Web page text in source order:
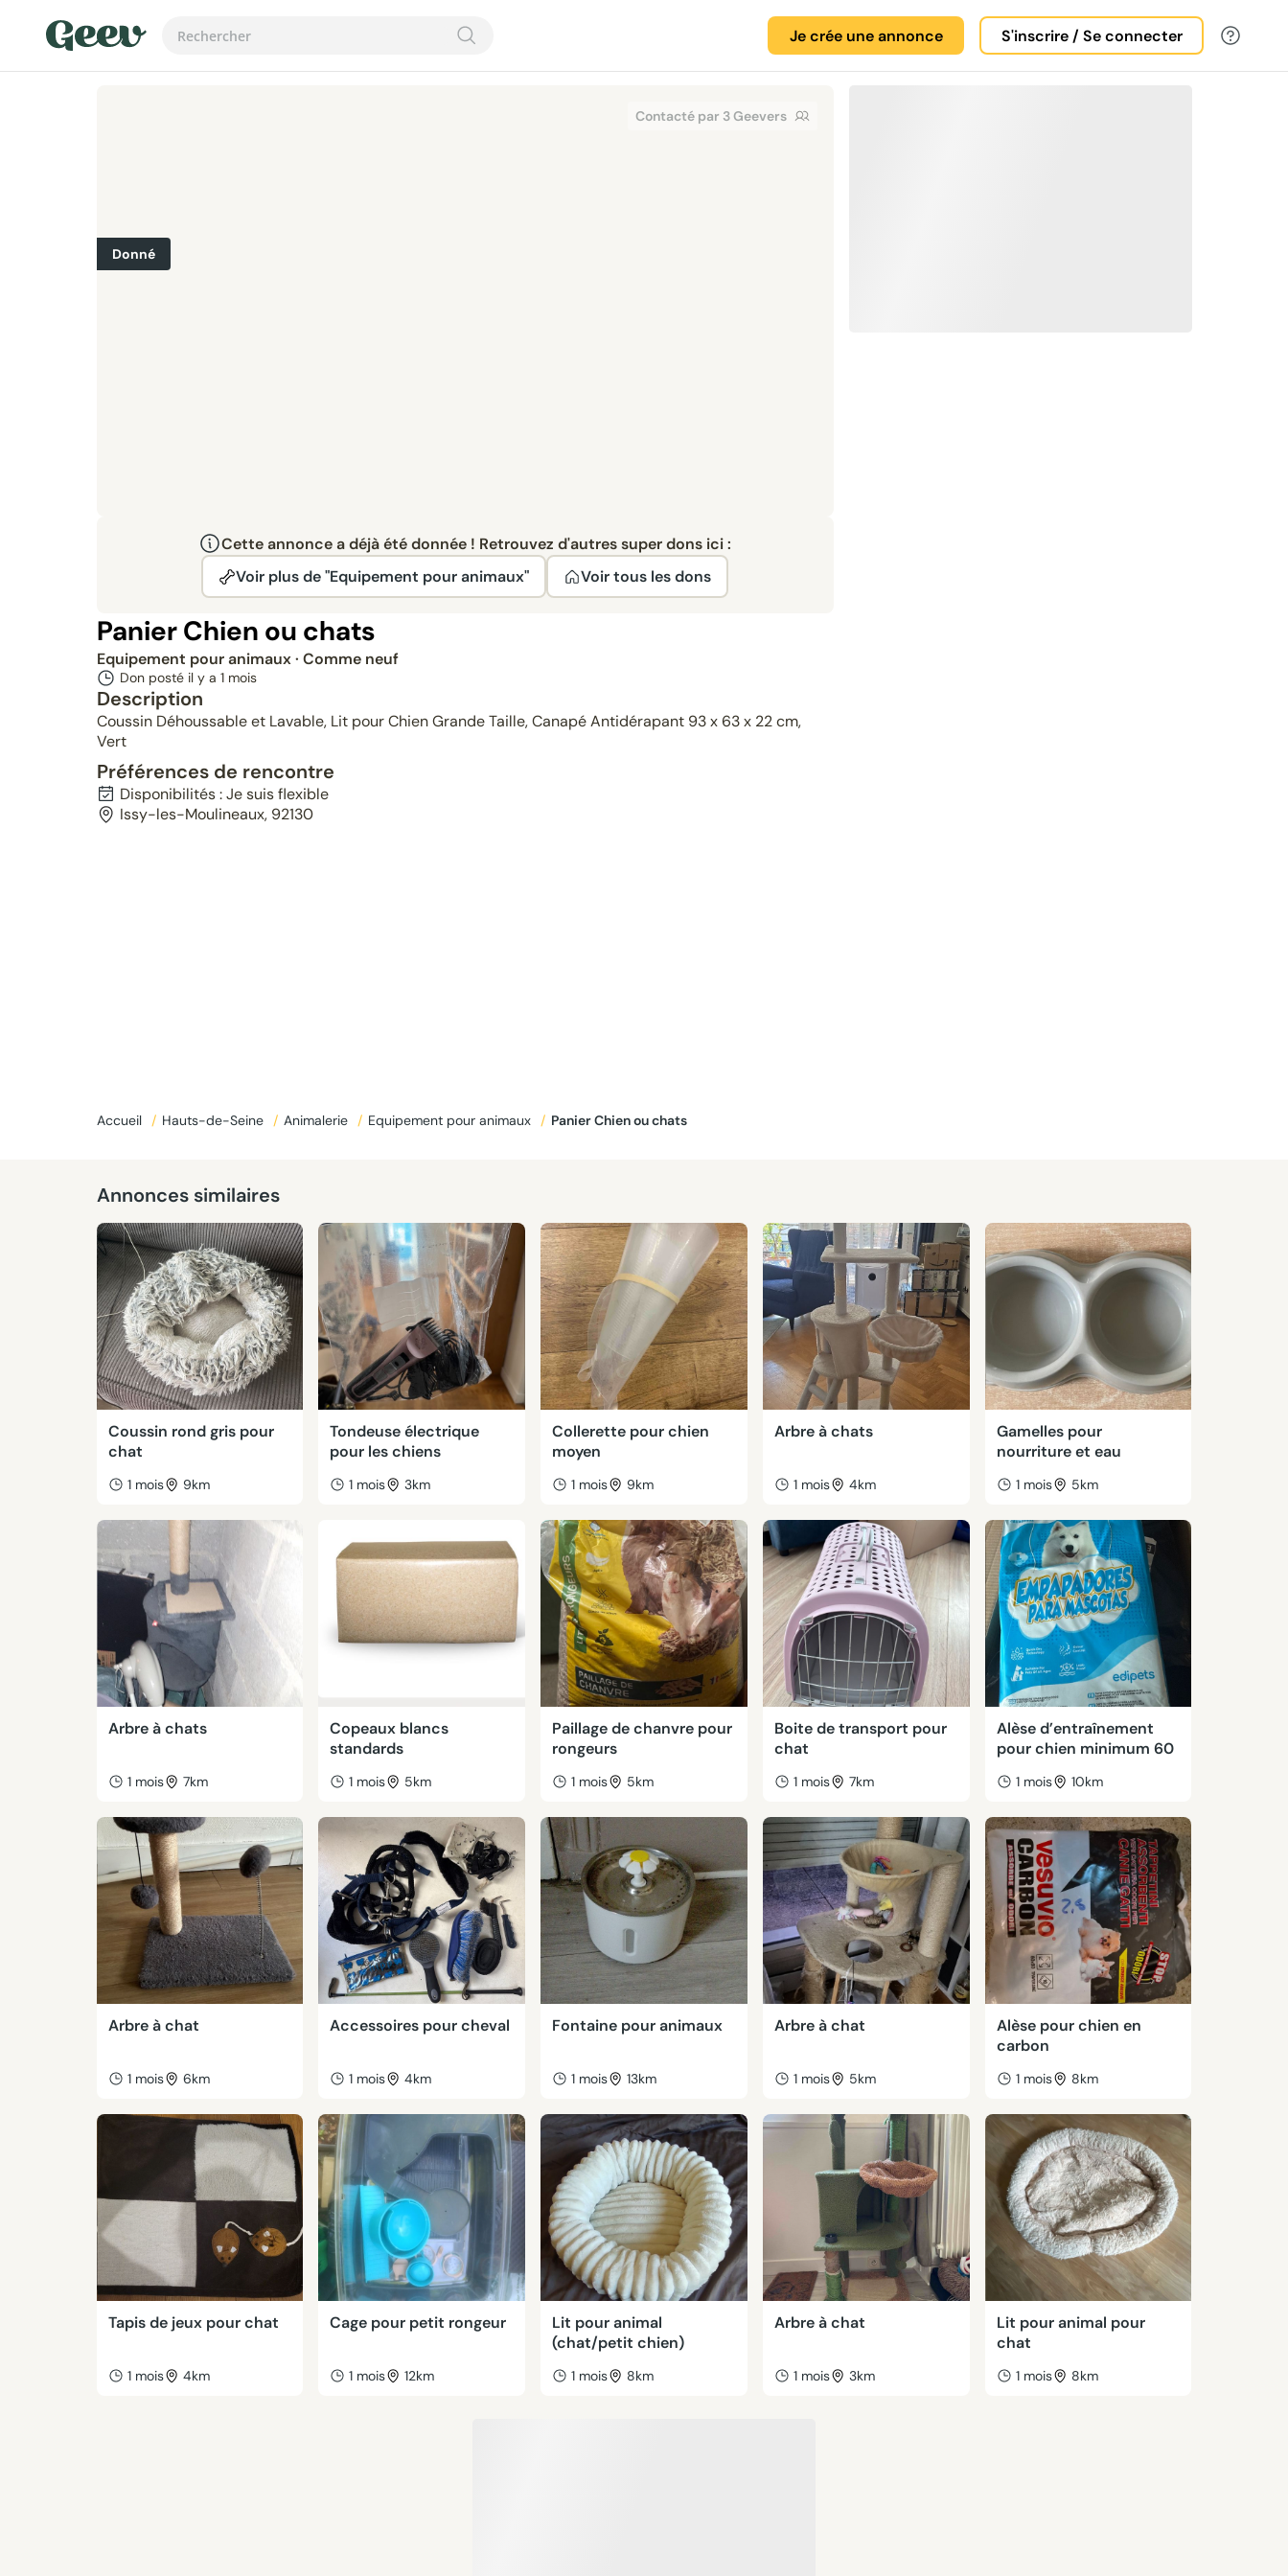
Je crée une annonce S'inscrire / Se connecter
Contacté par 3 Geevers
Donné
Cette annonce a déjà été donnée ! Retrouvez d'autres super dons ici :
Voir plus de "Equipement pour animaux"
Voir tous les dons
Panier Chien ou chats
Equipement pour animaux· Comme neuf
Don posté il y a 1 mois
Description
Coussin Déhoussable et Lavable, Lit pour Chien Grande Taille, Canapé Antidérapant 93 x 63 x 22 cm,
Vert
Préférences de rencontre
Disponibilités : Je suis flexible
Issy-les-Moulineaux, 92130
Accueil / Hauts-de-Seine / Animalerie / Equipement pour animaux / Panier Chien ou chats
Annonces similaires
Coussin rond gris pour
chat
1 mois 9km
Tondeuse électrique
pour les chiens
1 mois 3km
Collerette pour chien
moyen
1 mois 9km
Arbre à chats
1 mois 4km
Gamelles pour
nourriture et eau
1 mois 5km
Arbre à chats
1 mois 7km
Copeaux blancs
standards
1 mois 5km
Paillage de chanvre pour
rongeurs
1 mois 5km
Boite de transport pour
chat
1 mois 7km
Alèse d’entraînement
pour chien minimum 60
1 mois 10km
Arbre à chat
1 mois 6km
Accessoires pour cheval
1 mois 4km
Fontaine pour animaux
1 mois 13km
Arbre à chat
1 mois 5km
Alèse pour chien en
carbon
1 mois 8km
Tapis de jeux pour chat
1 mois 4km
Cage pour petit rongeur
1 mois 12km
Lit pour animal
(chat/petit chien)
1 mois 8km
Arbre à chat
1 mois 3km
Lit pour animal pour
chat
1 mois 8km